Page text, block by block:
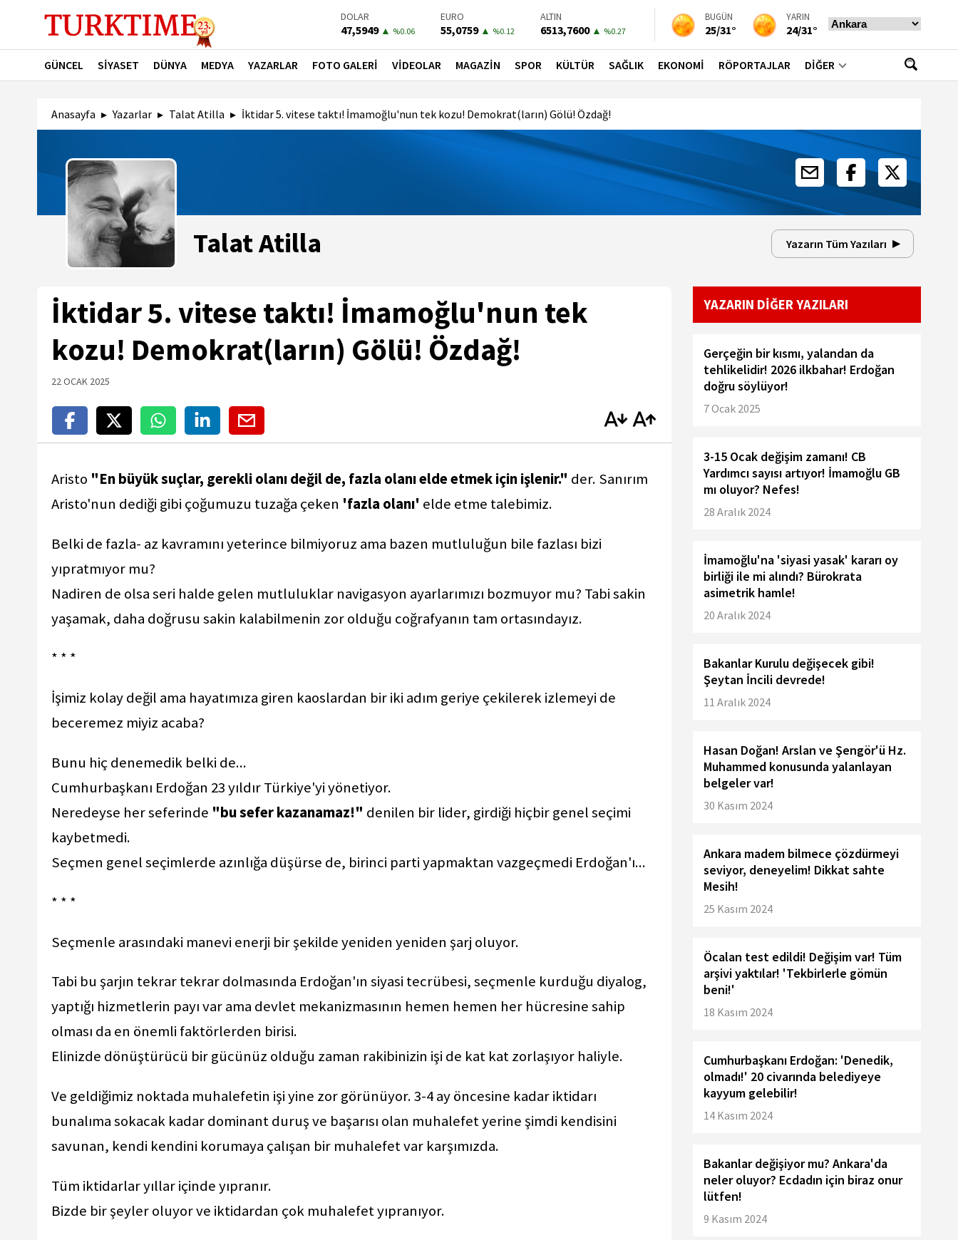
DOLAR
47,5949 ▲ %0.06
EURO
55,0759 ▲ %0.12
ALTIN
6513,7600 ▲ %0.27
BIST-100
13703,13 ▼ %0
PETROL
79,2700▲ %0.47
BONO
41,5400 ▲ %0.31
BUGÜN
25/31°
YARIN
24/31°
GÜNCEL SİYASET DÜNYA MEDYA YAZARLAR FOTO GALERİ VİDEOLAR MAGAZİN SPOR KÜLTÜR SAĞLIK EKONOMİ RÖPORTAJLAR DİĞER
Anasayfa Yazarlar Talat Atilla İktidar 5. vitese taktı! İmamoğlu'nun tek kozu! Demokrat(ların) Gölü! Özdağ!
Talat Atilla Yazarın Tüm Yazıları
İktidar 5. vitese taktı! İmamoğlu'nun tek
kozu! Demokrat(ların) Gölü! Özdağ!
22 OCAK 2025
Aristo "En büyük suçlar, gerekli olanı değil de, fazla olanı elde etmek için işlenir." der. Sanırım
Aristo'nun dediği gibi çoğumuzu tuzağa çeken 'fazla olanı' elde etme talebimiz.
Belki de fazla- az kavramını yeterince bilmiyoruz ama bazen mutluluğun bile fazlası bizi
yıpratmıyor mu?
Nadiren de olsa seri halde gelen mutluluklar navigasyon ayarlarımızı bozmuyor mu? Tabi sakin
yaşamak, daha doğrusu sakin kalabilmenin zor olduğu coğrafyanın tam ortasındayız.
* * *
İşimiz kolay değil ama hayatımıza giren kaoslardan bir iki adım geriye çekilerek izlemeyi de
beceremez miyiz acaba?
Bunu hiç denemedik belki de...
Cumhurbaşkanı Erdoğan 23 yıldır Türkiye'yi yönetiyor.
Neredeyse her seferinde "bu sefer kazanamaz!" denilen bir lider, girdiği hiçbir genel seçimi
kaybetmedi.
Seçmen genel seçimlerde azınlığa düşürse de, birinci parti yapmaktan vazgeçmedi Erdoğan'ı...
* * *
Seçmenle arasındaki manevi enerji bir şekilde yeniden yeniden şarj oluyor.
Tabi bu şarjın tekrar tekrar dolmasında Erdoğan'ın siyasi tecrübesi, seçmenle kurduğu diyalog,
yaptığı hizmetlerin payı var ama devlet mekanizmasının hemen hemen her hücresine sahip
olması da en önemli faktörlerden birisi.
Elinizde dönüştürücü bir gücünüz olduğu zaman rakibinizin işi de kat kat zorlaşıyor haliyle.
Ve geldiğimiz noktada muhalefetin işi yine zor görünüyor. 3-4 ay öncesine kadar iktidarı
bunalıma sokacak kadar dominant duruş ve başarısı olan muhalefet yerine şimdi kendisini
savunan, kendi kendini korumaya çalışan bir muhalefet var karşımızda.
Tüm iktidarlar yıllar içinde yıpranır.
Bizde bir şeyler oluyor ve iktidardan çok muhalefet yıpranıyor.
YAZARIN DİĞER YAZILARI
Gerçeğin bir kısmı, yalandan da
tehlikelidir! 2026 ilkbahar! Erdoğan
doğru söylüyor!
7 Ocak 2025
3-15 Ocak değişim zamanı! CB
Yardımcı sayısı artıyor! İmamoğlu GB
mı oluyor? Nefes!
28 Aralık 2024
İmamoğlu'na 'siyasi yasak' kararı oy
birliği ile mi alındı? Bürokrata
asimetrik hamle!
20 Aralık 2024
Bakanlar Kurulu değişecek gibi!
Şeytan İncili devrede!
11 Aralık 2024
Hasan Doğan! Arslan ve Şengör'ü Hz.
Muhammed konusunda yalanlayan
belgeler var!
30 Kasım 2024
Ankara madem bilmece çözdürmeyi
seviyor, deneyelim! Dikkat sahte
Mesih!
25 Kasım 2024
Öcalan test edildi! Değişim var! Tüm
arşivi yaktılar! 'Tekbirlerle gömün
beni!'
18 Kasım 2024
Cumhurbaşkanı Erdoğan: 'Denedik,
olmadı!' 20 civarında belediyeye
kayyum gelebilir!
14 Kasım 2024
Bakanlar değişiyor mu? Ankara'da
neler oluyor? Ecdadın için biraz onur
lütfen!
9 Kasım 2024